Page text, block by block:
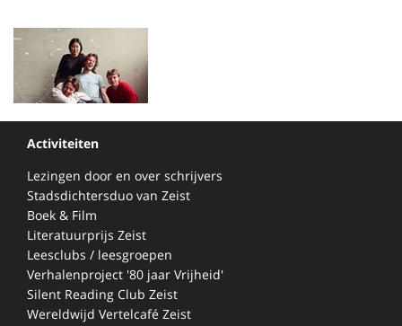
Activiteiten
Lezingen door en over schrijvers
Stadsdichtersduo van Zeist
Boek & Film
Literatuurprijs Zeist
Leesclubs / leesgroepen
Verhalenproject '80 jaar Vrijheid'
Silent Reading Club Zeist
Wereldwijd Vertelcafé Zeist